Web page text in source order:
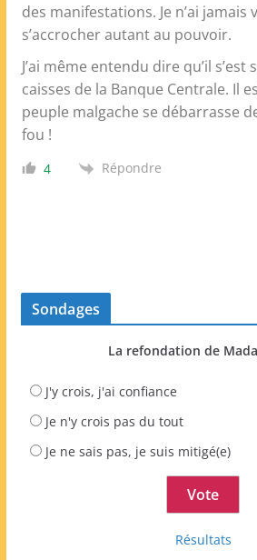
des manifestations. Je n’ai jamais
s’accrocher autant au pouvoir.
J’ai même entendu dire qu’il s’est
caisses de la Banque Centrale. Il
peuple malgache se débarrasse
fou !
4 Répondre
Sondages
La refondation de
J'y crois, j'ai confiance
Je n'y crois pas du tout
Je ne sais pas, je suis mitigé(e)
Résultats